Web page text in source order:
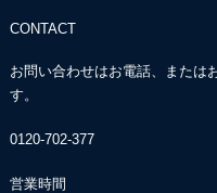
CONTACT
お問い合わせはお電話、または
す。
0120-702-377
営業時間